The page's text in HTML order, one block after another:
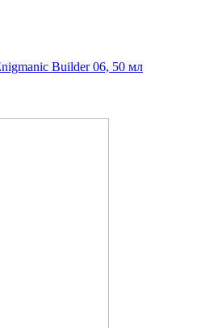
Builder 06, 50 мл